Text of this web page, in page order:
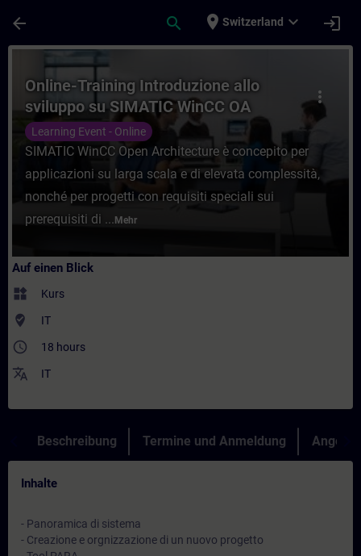
arrow_back search place Switzerland expand_more login
Kurs - Online-Training Introduzione allo
more_vert
Online-Training Introduzione allo
sviluppo su SIMATIC WinCC OA
Learning Event - Online
SIMATIC WinCC Open Architecture è concepito per
applicazioni su larga scala e di elevata complessità,
nonché per progetti con requisiti speciali sui
prerequisiti di ... Mehr
Auf einen Blick
widgets Kurs
where_to_vote IT
access_time 18 hours
translate IT
Beschreibung Termine und Anmeldung Angebot
Inhalte
- Panoramica di sistema
- Creazione e orgnizzazione di un nuovo progetto